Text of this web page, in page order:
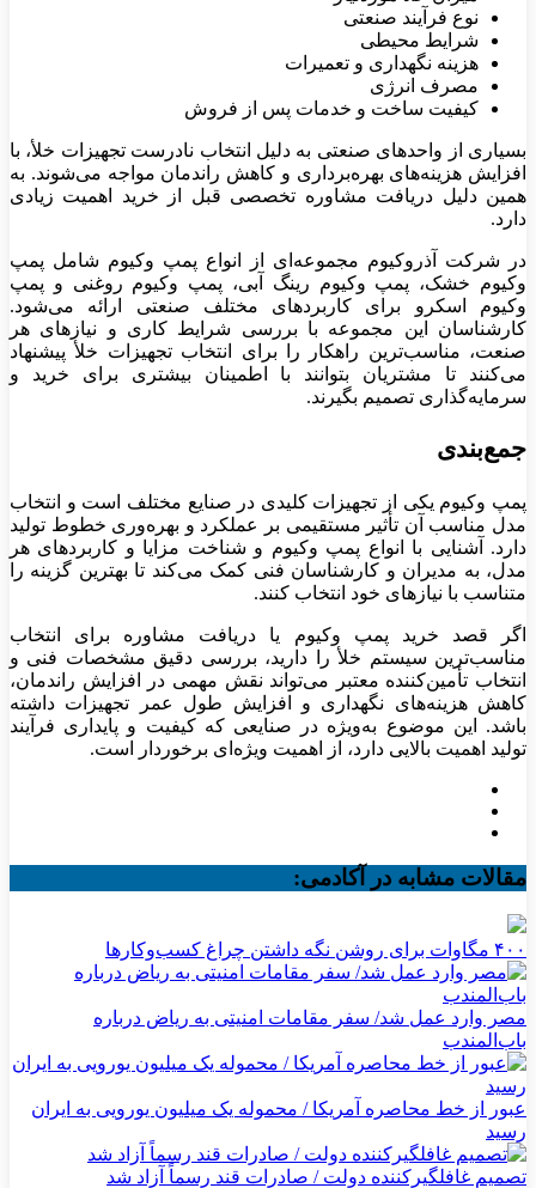
نوع فرآیند صنعتی
شرایط محیطی
هزینه نگهداری و تعمیرات
مصرف انرژی
کیفیت ساخت و خدمات پس از فروش
بسیاری از واحدهای صنعتی به دلیل انتخاب نادرست تجهیزات خلأ، با
افزایش هزینه‌های بهره‌برداری و کاهش راندمان مواجه می‌شوند. به
همین دلیل دریافت مشاوره تخصصی قبل از خرید اهمیت زیادی
دارد.
در شرکت آذروکیوم مجموعه‌ای از انواع پمپ وکیوم شامل پمپ
وکیوم خشک، پمپ وکیوم رینگ آبی، پمپ وکیوم روغنی و پمپ
وکیوم اسکرو برای کاربردهای مختلف صنعتی ارائه می‌شود.
کارشناسان این مجموعه با بررسی شرایط کاری و نیازهای هر
صنعت، مناسب‌ترین راهکار را برای انتخاب تجهیزات خلأ پیشنهاد
می‌کنند تا مشتریان بتوانند با اطمینان بیشتری برای خرید و
سرمایه‌گذاری تصمیم بگیرند.
جمع‌بندی
پمپ وکیوم یکی از تجهیزات کلیدی در صنایع مختلف است و انتخاب
مدل مناسب آن تأثیر مستقیمی بر عملکرد و بهره‌وری خطوط تولید
دارد. آشنایی با انواع پمپ وکیوم و شناخت مزایا و کاربردهای هر
مدل، به مدیران و کارشناسان فنی کمک می‌کند تا بهترین گزینه را
متناسب با نیازهای خود انتخاب کنند.
اگر قصد خرید پمپ وکیوم یا دریافت مشاوره برای انتخاب
مناسب‌ترین سیستم خلأ را دارید، بررسی دقیق مشخصات فنی و
انتخاب تأمین‌کننده معتبر می‌تواند نقش مهمی در افزایش راندمان،
کاهش هزینه‌های نگهداری و افزایش طول عمر تجهیزات داشته
باشد. این موضوع به‌ویژه در صنایعی که کیفیت و پایداری فرآیند
تولید اهمیت بالایی دارد، از اهمیت ویژه‌ای برخوردار است.
مقالات مشابه در آکادمی:
۴۰۰ مگاوات برای روشن نگه داشتن چراغ کسب‌وکار‌ها
مصر وارد عمل شد/ سفر مقامات امنیتی به ریاض درباره
باب‌المندب
عبور از خط محاصره آمریکا / محموله یک میلیون یورویی به ایران
رسید
تصمیم غافلگیرکننده دولت / صادرات قند رسماً آزاد شد